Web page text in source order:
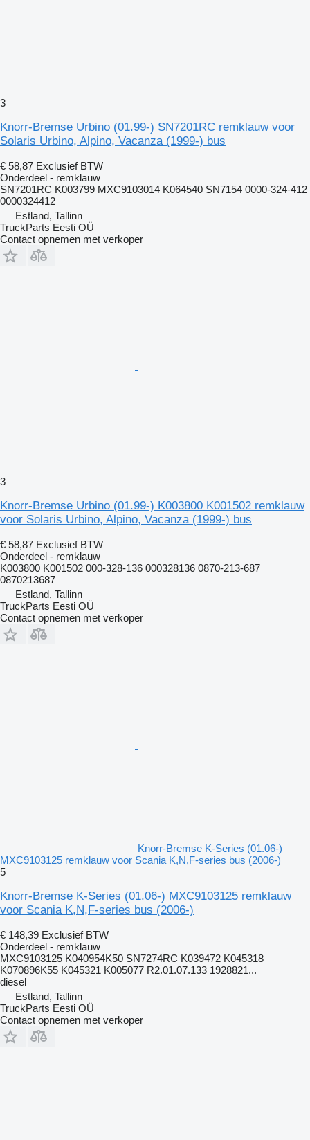
3
Knorr-Bremse Urbino (01.99-) SN7201RC remklauw voor
Solaris Urbino, Alpino, Vacanza (1999-) bus
€ 58,87 Exclusief BTW
Onderdeel - remklauw
SN7201RC K003799 MXC9103014 K064540 SN7154 0000-324-412
0000324412
Estland, Tallinn
TruckParts Eesti OÜ
Contact opnemen met verkoper
3
Knorr-Bremse Urbino (01.99-) K003800 K001502 remklauw
voor Solaris Urbino, Alpino, Vacanza (1999-) bus
€ 58,87 Exclusief BTW
Onderdeel - remklauw
K003800 K001502 000-328-136 000328136 0870-213-687
0870213687
Estland, Tallinn
TruckParts Eesti OÜ
Contact opnemen met verkoper
Knorr-Bremse K-Series (01.06-)
MXC9103125 remklauw voor Scania K,N,F-series bus (2006-)
5
Knorr-Bremse K-Series (01.06-) MXC9103125 remklauw
voor Scania K,N,F-series bus (2006-)
€ 148,39 Exclusief BTW
Onderdeel - remklauw
MXC9103125 K040954K50 SN7274RC K039472 K045318
K070896K55 K045321 K005077 R2.01.07.133 1928821...
diesel
Estland, Tallinn
TruckParts Eesti OÜ
Contact opnemen met verkoper